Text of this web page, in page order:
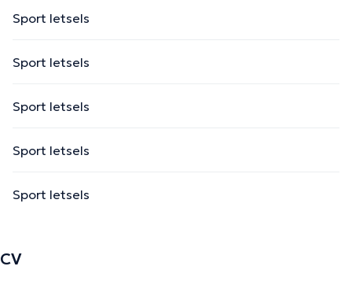
Sport letsels
Sport letsels
Sport letsels
Sport letsels
Sport letsels
CV